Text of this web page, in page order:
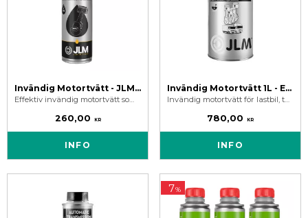
Invändig Motortvätt - JLM Engine Oil Flush
Effektiv invändig motortvätt som rengör motorn och löser upp gamla oljerester/avlagringar. Tar bort oljud från tickande ventiler.
260,00 KR
INFO
Invändig Motortvätt 1L - Engine Oil Flush Heavy Duty
Invändig motortvätt för lastbil, tunga maskiner och stationära motorer. En flaska på 1 liter behandlar 20-40 liter motorolja.
780,00 KR
INFO
7%